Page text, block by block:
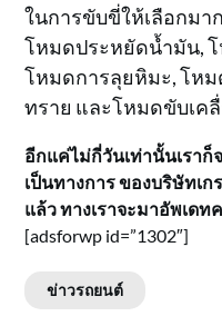
ในการขับขี่ให้เลือกมา
โหมดประหยัดน้ำมัน,
โหมดการลุยหิมะ, โห
ทราย และโหมดขับเค
อีกแค่ไม่กี่วันเท่านั้นเราก็
เป็นทางการ ของบริษัทเ
แล้ว ทางเราจะมาอัพเด
[adsforwp id=”1302″]
ข่าวรถยนต์